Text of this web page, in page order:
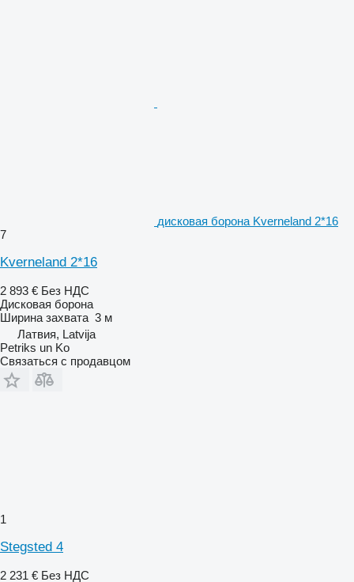
дисковая борона Kverneland 2*16
7
Kverneland 2*16
2 893 € Без НДС
Дисковая борона
Ширина захвата 3 м
Латвия, Latvija
Petriks un Ko
Связаться с продавцом
1
Stegsted 4
2 231 € Без НДС